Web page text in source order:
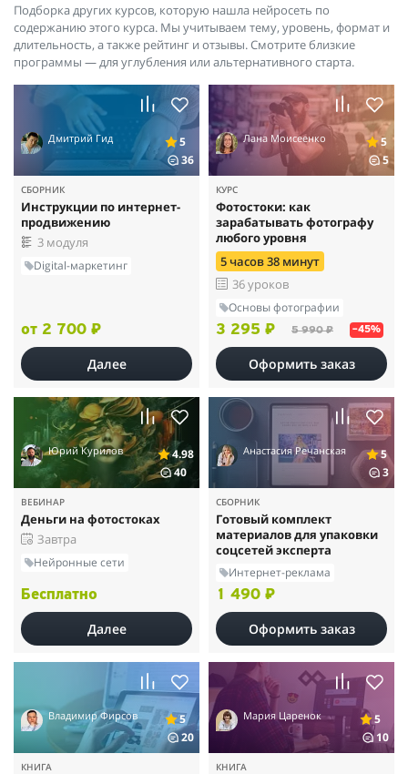
Подборка других курсов, которую нашла нейросеть по
содержанию этого курса. Мы учитываем тему, уровень, формат и
длительность, а также рейтинг и отзывы. Смотрите близкие
программы — для углубления или альтернативного старта.
Дмитрий Гид
5
36
СБОРНИК
Инструкции по интернет-
продвижению
3 модуля
Digital-маркетинг
от 2 700 ₽
Далее
Лана Моисеенко
5
5
КУРС
Фотостоки: как
зарабатывать фотографу
любого уровня
5 часов 38 минут
36 уроков
Основы фотографии
3 295 ₽ 5 990 ₽ –45%
Оформить заказ
Юрий Курилов
4.98
40
ВЕБИНАР
Деньги на фотостоках
Завтра
Нейронные сети
Бесплатно
Далее
Анастасия Речанская
5
3
СБОРНИК
Готовый комплект
материалов для упаковки
соцсетей эксперта
Интернет-реклама
1 490 ₽
Оформить заказ
Владимир Фирсов
5
20
КНИГА
Мария Царенок
5
10
КНИГА